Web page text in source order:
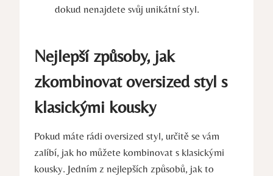
dokud nenajdete svůj unikátní styl.
Nejlepší způsoby, jak
zkombinovat oversized styl s
klasickými kousky
Pokud máte rádi oversized styl, určitě se vám
zalíbí, jak ho můžete kombinovat s klasickými
kousky. Jedním z nejlepších způsobů, jak to